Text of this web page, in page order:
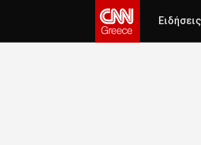
Ειδήσεις